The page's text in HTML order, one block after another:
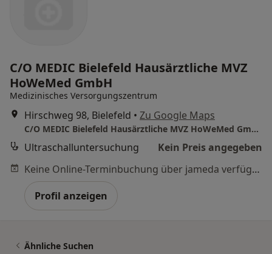
C/O MEDIC Bielefeld Hausärztliche MVZ
HoWeMed GmbH
Medizinisches Versorgungszentrum
Hirschweg 98, Bielefeld • Zu Google Maps
C/O MEDIC Bielefeld Hausärztliche MVZ HoWeMed GmbH
Ultraschalluntersuchung
Kein Preis angegeben
Keine Online-Terminbuchung über jameda verfügbar
Profil anzeigen
Ähnliche Suchen